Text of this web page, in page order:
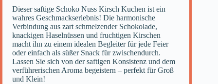
Dieser saftige Schoko Nuss Kirsch Kuchen ist ein
wahres Geschmackserlebnis! Die harmonische
Verbindung aus zart schmelzender Schokolade,
knackigen Haselnüssen und fruchtigen Kirschen
macht ihn zu einem idealen Begleiter für jede Feier
oder einfach als süßer Snack für zwischendurch.
Lassen Sie sich von der saftigen Konsistenz und dem
verführerischen Aroma begeistern – perfekt für Groß
und Klein!